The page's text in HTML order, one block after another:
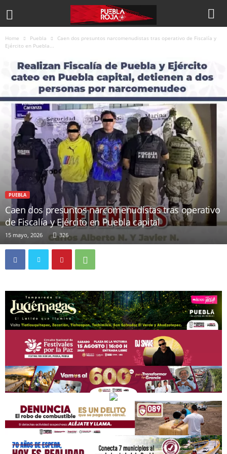
Home Puebla
Caen dos presuntos narcomenudistas tras operativo de Fiscalía y
Ejército en Puebla...
PUEBLA
Caen dos presuntos narcomenudistas tras operativo
de Fiscalía y Ejército en Puebla capital
15 mayo, 2026 326